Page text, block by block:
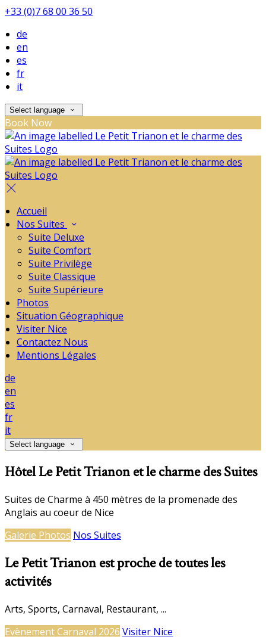
+33 (0)7 68 00 36 50
de
en
es
fr
it
Select language
Book Now
Accueil
Nos Suites
Suite Deluxe
Suite Comfort
Suite Privilège
Suite Classique
Suite Supérieure
Photos
Situation Géographique
Visiter Nice
Contactez Nous
Mentions Légales
de
en
es
fr
it
Select language
Hôtel Le Petit Trianon et le charme des Suites
Suites de Charme à 450 mètres de la promenade des
Anglais au coeur de Nice
Galerie Photos Nos Suites
Le Petit Trianon est proche de toutes les
activités
Arts, Sports, Carnaval, Restaurant, ...
Evènement Carnaval 2026 Visiter Nice